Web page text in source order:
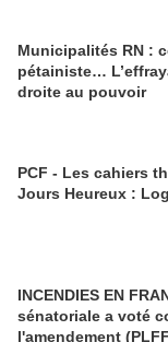
Municipalités RN :
pétainiste…
droite au pouvoir
PCF - Les cahiers
Jours Heureux :
INCENDIES EN
sénatoriale a voté
l'amendement